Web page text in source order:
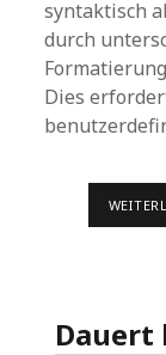
syntaktisch
durch
Dies
Dauert